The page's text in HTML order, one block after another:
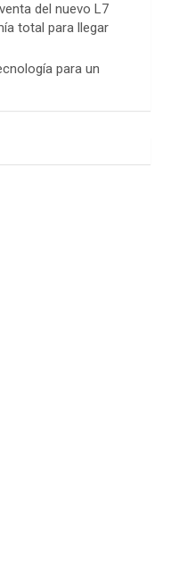
del nuevo L7
total para llegar
para un